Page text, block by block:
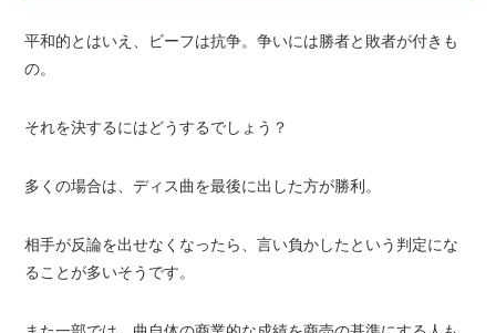
平和的とはいえ、ビーフは抗争。争いには勝者と敗者が付きも
の。
それを決するにはどうするでしょう？
多くの場合は、ディス曲を最後に出した方が勝利。
相手が反論を出せなくなったら、言い負かしたという判定にな
ることが多いそうです。